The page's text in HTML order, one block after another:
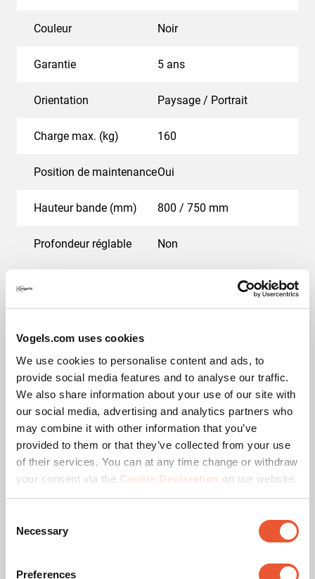
Vogels.com uses cookies
We use cookies to personalise content and ads, to
provide social media features and to analyse our traffic.
We also share information about your use of our site with
our social media, advertising and analytics partners who
may combine it with other information that you’ve
provided to them or that they’ve collected from your use
of their services. You can at any time change or withdraw
your consent via the Cookie Declaration on our website.
Selection
Necessary
Preferences
Couleur Noir
Garantie 5 ans
Orientation Paysage / Portrait
Charge max. (kg) 160
Position de maintenanceOui
Hauteur bande (mm) 800 / 750 mm
Profondeur réglable Non
Téléchargements
Image produit CAD
Instructions de montage
Flyer produit